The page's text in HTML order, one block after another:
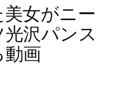
女がニー
沢パンス
動画